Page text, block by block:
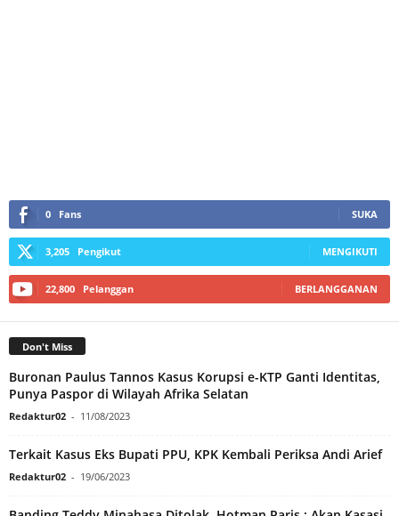
0 Fans SUKA
3,205 Pengikut MENGIKUTI
22,800 Pelanggan BERLANGGANAN
Don't Miss
Buronan Paulus Tannos Kasus Korupsi e-KTP Ganti Identitas,
Punya Paspor di Wilayah Afrika Selatan
Redaktur02 - 11/08/2023
Terkait Kasus Eks Bupati PPU, KPK Kembali Periksa Andi Arief
Redaktur02 - 19/06/2023